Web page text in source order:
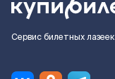
Сервис билетных лазеек